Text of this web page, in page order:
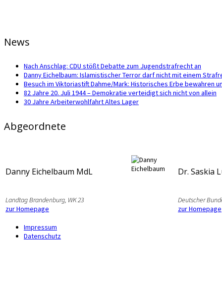
News
Nach Anschlag: CDU stößt Debatte zum Jugendstrafrecht an
Danny Eichelbaum: Islamistischer Terror darf nicht mit einem
Besuch im Viktoriastift Dahme/Mark: Historisches Erbe bewahren
82 Jahre 20. Juli 1944 – Demokratie verteidigt sich nicht von allein
30 Jahre Arbeiterwohlfahrt Altes Lager
Abgeordnete
Danny Eichelbaum MdL
Landtag Brandenburg, WK 23
zur Homepage
Dr. Saskia
Deutscher
zur Homepage
Impressum
Datenschutz